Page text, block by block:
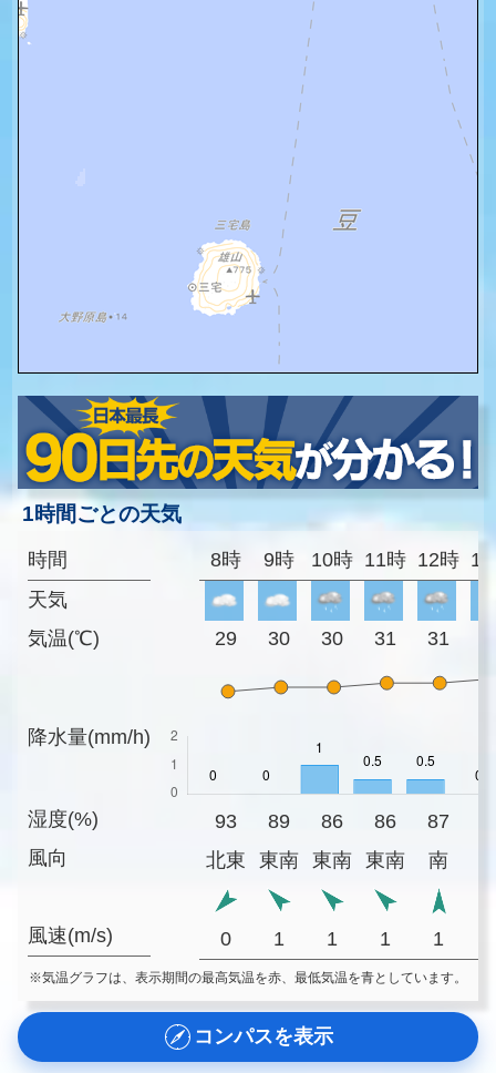
1時間ごとの天気
時間
天気
気温(℃)
降水量(mm/h)
湿度(%)
風向
風速(m/s)
8時 9時 10時 11時 12時
29 30 30 31 31
93 89 86 86 87
北東
東南 東南 東南 南
0 1 1 1 1
※気温グラフは、表示期間の最高気温を赤、最低気温を青としています。
コンパスを表示